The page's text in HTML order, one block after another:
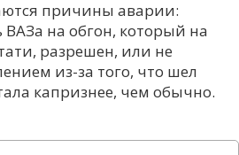
причины аварии:
на обгон, который на
разрешен, или не
из-за того, что шел
капризнее, чем обычно.